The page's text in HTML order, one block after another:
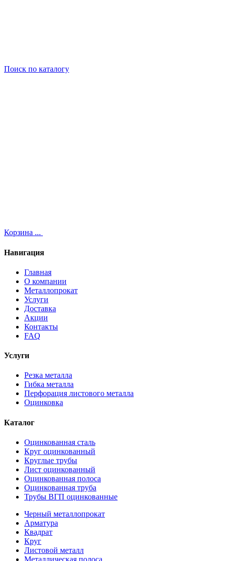
Поиск по каталогу
Корзина ...
Навигация
Главная
О компании
Металлопрокат
Услуги
Доставка
Акции
Контакты
FAQ
Услуги
Резка металла
Гибка металла
Перфорация листового металла
Оцинковка
Каталог
Оцинкованная сталь
Круг оцинкованный
Круглые трубы
Лист оцинкованный
Оцинкованная полоса
Оцинкованная труба
Трубы ВГП оцинкованные
Черный металлопрокат
Арматура
Квадрат
Круг
Листовой металл
Металлическая полоса